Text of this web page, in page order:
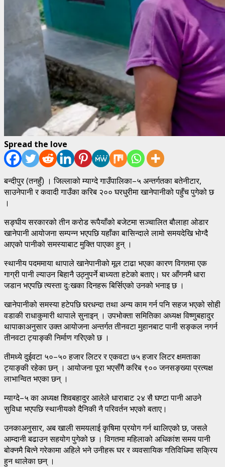
Spread the love
बन्दीपुर (तनहुँ) । जिल्लाको म्याग्दे गाउँपालिका–५ अन्तर्गतका बतेनीटार,
साउनेपानी र कवादी गाउँका करिब २०० घरधुरीमा खानेपानीको पहुँच पुगेको छ
।
सङ्घीय सरकारको तीन करोड रूपैयाँको बजेटमा सञ्चालित बौलाहा ओडार
खानेपानी आयोजना सम्पन्न भएपछि यहाँका बासिन्दाले लामो समयदेखि भोग्दै
आएको पानीको समस्याबाट मुक्ति पाएका हुन् ।
स्थानीय पदममाया थापाले खानेपानीको मूल टाढा भएका कारण विगतमा एक
गाग्री पानी ल्याउन बिहानै उठ्नुपर्ने बाध्यता हटेको बताए। घर आँगनमै धारा
जडान भएपछि त्यस्ता दुःखका दिनहरू बिर्सिएको उनको भनाइ छ ।
खानेपानीको समस्या हटेपछि घरधन्दा तथा अन्य काम गर्न पनि सहज भएको सोही
वडाकी राधाकुमारी थापाले सुनाइन् । उपभोक्ता समितिका अध्यक्ष विष्णुबहादुर
थापाकाअनुसार उक्त आयोजना अन्तर्गत तीनवटा मुहानबाट पानी सङ्कल नगर्न
तीनवटा ट्याङ्की निर्माण गरिएको छ ।
तीमध्ये दुईवटा ५०–५० हजार लिटर र एकवटा ७५ हजार लिटर क्षमताका
ट्याङ्की रहेका छन् । आयोजना पूरा भएसँगै करिब ९०० जनसङ्ख्या प्रत्यक्ष
लाभान्वित भएका छन् ।
म्याग्दे–५ का अध्यक्ष शिवबहादुर आलेले धाराबाट २४ सै घण्टा पानी आउने
सुविधा भएपछि स्थानीयको दैनिकी नै परिवर्तन भएको बताए।
उनकाअनुसार, अब खाली समयलाई कृषिमा प्रयोग गर्न थालिएको छ, जसले
आम्दानी बढाउन सहयोग पुगेको छ । विगतमा महिलाको अधिकांश समय पानी
बोक्नमै बित्ने गरेकामा अहिले भने उनीहरू घर र व्यवसायिक गतिविधिमा सक्रिय
हुन थालेका छन् ।